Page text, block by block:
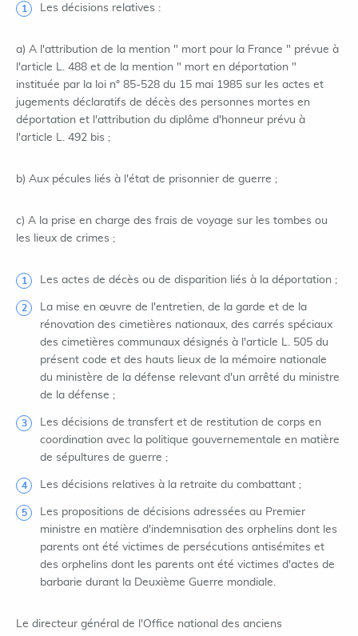
Les décisions relatives :
a) A l'attribution de la mention " mort pour la France " prévue à
l'article L. 488 et de la mention " mort en déportation "
instituée par la loi n° 85-528 du 15 mai 1985 sur les actes et
jugements déclaratifs de décès des personnes mortes en
déportation et l'attribution du diplôme d'honneur prévu à
l'article L. 492 bis ;
b) Aux pécules liés à l'état de prisonnier de guerre ;
c) A la prise en charge des frais de voyage sur les tombes ou
les lieux de crimes ;
Les actes de décès ou de disparition liés à la déportation ;
La mise en œuvre de l'entretien, de la garde et de la
rénovation des cimetières nationaux, des carrés spéciaux
des cimetières communaux désignés à l'article L. 505 du
présent code et des hauts lieux de la mémoire nationale
du ministère de la défense relevant d'un arrêté du ministre
de la défense ;
Les décisions de transfert et de restitution de corps en
coordination avec la politique gouvernementale en matière
de sépultures de guerre ;
Les décisions relatives à la retraite du combattant ;
Les propositions de décisions adressées au Premier
ministre en matière d'indemnisation des orphelins dont les
parents ont été victimes de persécutions antisémites et
des orphelins dont les parents ont été victimes d'actes de
barbarie durant la Deuxième Guerre mondiale.
Le directeur général de l'Office national des anciens